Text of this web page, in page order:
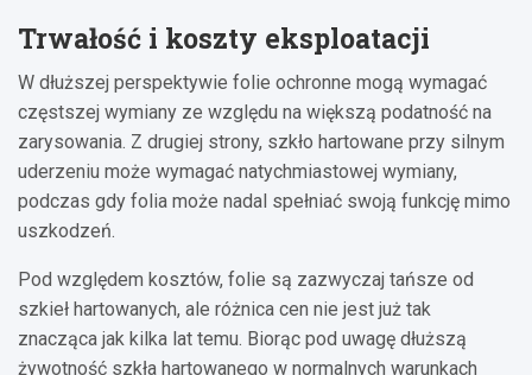
Trwałość i koszty eksploatacji
W dłuższej perspektywie folie ochronne mogą wymagać
częstszej wymiany ze względu na większą podatność na
zarysowania. Z drugiej strony, szkło hartowane przy silnym
uderzeniu może wymagać natychmiastowej wymiany,
podczas gdy folia może nadal spełniać swoją funkcję mimo
uszkodzeń.
Pod względem kosztów, folie są zazwyczaj tańsze od
szkieł hartowanych, ale różnica cen nie jest już tak
znacząca jak kilka lat temu. Biorąc pod uwagę dłuższą
żywotność szkła hartowanego w normalnych warunkach